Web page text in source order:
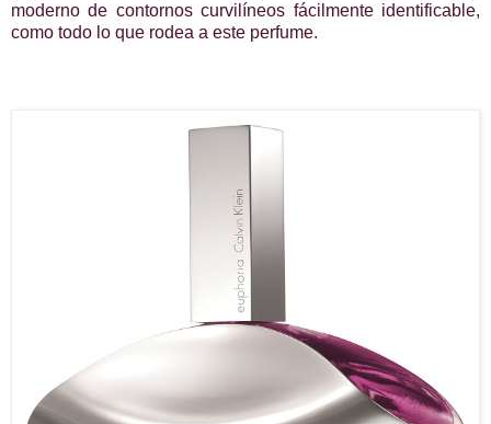
moderno de contornos curvilíneos fácilmente identificable,
como todo lo que rodea a este perfume.